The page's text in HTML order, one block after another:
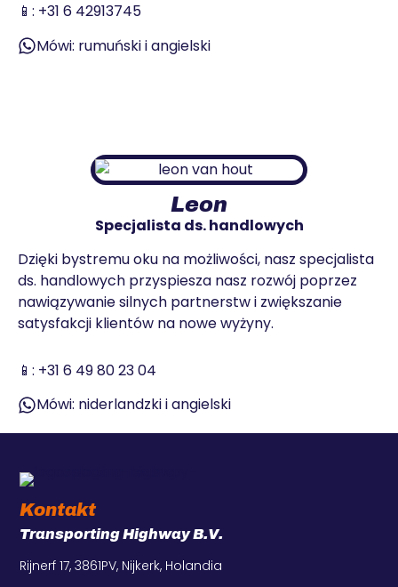
📱: +31 6 42913745
Mówi: rumuński i angielski
Leon
Specjalista ds. handlowych
Dzięki bystremu oku na możliwości, nasz specjalista
ds. handlowych przyspiesza nasz rozwój poprzez
nawiązywanie silnych partnerstw i zwiększanie
satysfakcji klientów na nowe wyżyny.
📱: +31 6 49 80 23 04
Mówi: niderlandzki i angielski
Kontakt
Transporting Highway B.V.
Rijnerf 17, 3861PV, Nijkerk, Holandia